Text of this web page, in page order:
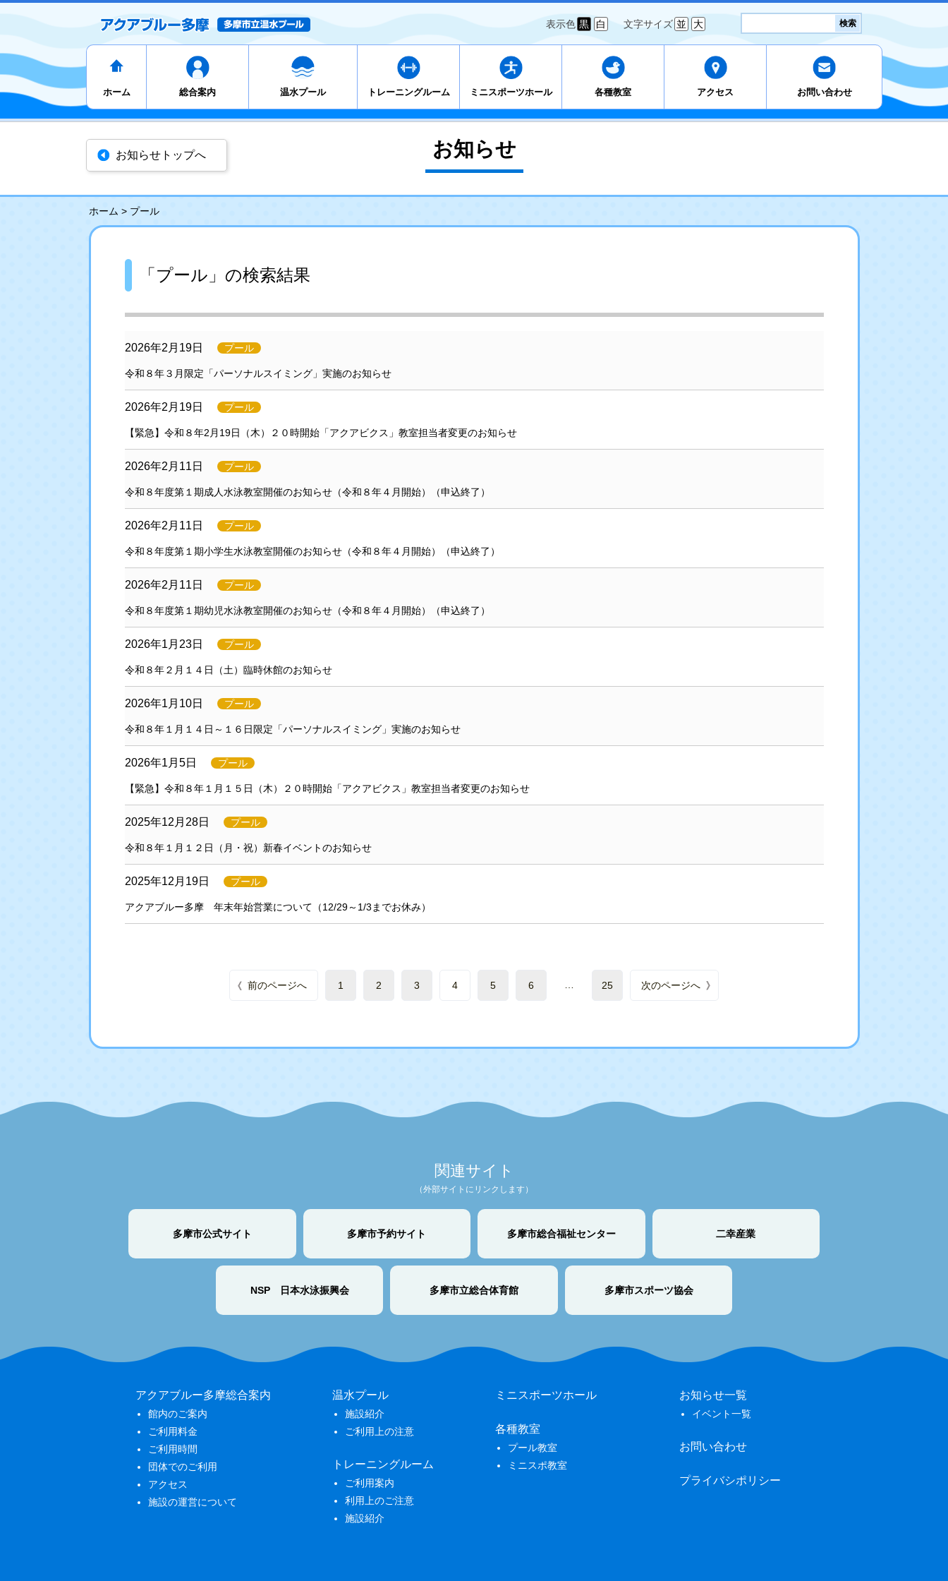
表示色 黒 白 文字サイズ 並 大 検索
ホーム 総合案内 温水プール トレーニングルーム ミニスポーツホール 各種教室 アクセス お問い合わせ
お知らせトップへ お知らせ
ホーム > プール
「プール」の検索結果
2026年2月19日 プール
令和８年３月限定「パーソナルスイミング」実施のお知らせ
2026年2月19日 プール
【緊急】令和８年2月19日（木）２０時開始「アクアビクス」教室担当者変更のお知らせ
2026年2月11日 プール
令和８年度第１期成人水泳教室開催のお知らせ（令和８年４月開始）（申込終了）
2026年2月11日 プール
令和８年度第１期小学生水泳教室開催のお知らせ（令和８年４月開始）（申込終了）
2026年2月11日 プール
令和８年度第１期幼児水泳教室開催のお知らせ（令和８年４月開始）（申込終了）
2026年1月23日 プール
令和８年２月１４日（土）臨時休館のお知らせ
2026年1月10日 プール
令和８年１月１４日～１６日限定「パーソナルスイミング」実施のお知らせ
2026年1月5日 プール
【緊急】令和８年１月１５日（木）２０時開始「アクアビクス」教室担当者変更のお知らせ
2025年12月28日 プール
令和８年１月１２日（月・祝）新春イベントのお知らせ
2025年12月19日 プール
アクアブルー多摩 年末年始営業について（12/29～1/3までお休み）
前のページへ 1 2 3 4 5 6 25 次のページへ
関連サイト
（外部サイトにリンクします）
多摩市公式サイト 多摩市予約サイト 多摩市総合福祉センター 二幸産業
NSP 日本水泳振興会 多摩市立総合体育館 多摩市スポーツ協会
アクアブルー多摩総合案内
館内のご案内
ご利用料金
ご利用時間
団体でのご利用
アクセス
施設の運営について
温水プール
施設紹介
ご利用上の注意
トレーニングルーム
ご利用案内
利用上のご注意
施設紹介
ミニスポーツホール
各種教室
プール教室
ミニスポ教室
お知らせ一覧
イベント一覧
お問い合わせ
プライバシポリシー